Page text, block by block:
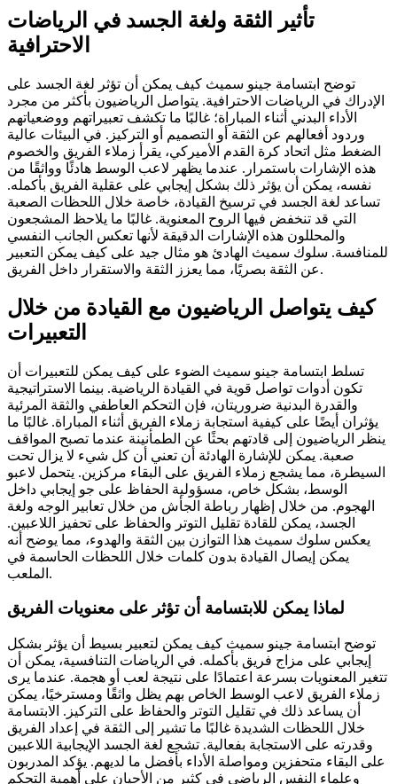
تأثير الثقة ولغة الجسد في الرياضات
الاحترافية
توضح ابتسامة جينو سميث كيف يمكن أن تؤثر لغة الجسد على
الإدراك في الرياضات الاحترافية. يتواصل الرياضيون بأكثر من مجرد
الأداء البدني أثناء المباراة؛ غالبًا ما تكشف تعبيراتهم ووضعياتهم
وردود أفعالهم عن الثقة أو التصميم أو التركيز. في البيئات عالية
الضغط مثل اتحاد كرة القدم الأميركي، يقرأ زملاء الفريق والخصوم
هذه الإشارات باستمرار. عندما يظهر لاعب الوسط هادئًا وواثقًا من
نفسه، يمكن أن يؤثر ذلك بشكل إيجابي على عقلية الفريق بأكمله.
تساعد لغة الجسد في ترسيخ القيادة، خاصة خلال اللحظات الصعبة
التي قد تنخفض فيها الروح المعنوية. غالبًا ما يلاحظ المشجعون
والمحللون هذه الإشارات الدقيقة لأنها تعكس الجانب النفسي
للمنافسة. سلوك سميث الهادئ هو مثال جيد على كيف يمكن التعبير
عن الثقة بصريًا، مما يعزز الثقة والاستقرار داخل الفريق.
كيف يتواصل الرياضيون مع القيادة من خلال
التعبيرات
تسلط ابتسامة جينو سميث الضوء على كيف يمكن للتعبيرات أن
تكون أدوات تواصل قوية في القيادة الرياضية. بينما الاستراتيجية
والقدرة البدنية ضروريتان، فإن التحكم العاطفي والثقة المرئية
يؤثران أيضًا على كيفية استجابة زملاء الفريق أثناء المباراة. غالبًا ما
ينظر الرياضيون إلى قادتهم بحثًا عن الطمأنينة عندما تصبح المواقف
صعبة. يمكن للإشارة الهادئة أن تعني أن كل شيء لا يزال تحت
السيطرة، مما يشجع زملاء الفريق على البقاء مركزين. يتحمل لاعبو
الوسط، بشكل خاص، مسؤولية الحفاظ على جو إيجابي داخل
الهجوم. من خلال إظهار رباطة الجأش من خلال تعابير الوجه ولغة
الجسد، يمكن للقادة تقليل التوتر والحفاظ على تحفيز اللاعبين.
يعكس سلوك سميث هذا التوازن بين الثقة والهدوء، مما يوضح أنه
يمكن إيصال القيادة بدون كلمات خلال اللحظات الحاسمة في
الملعب.
لماذا يمكن للابتسامة أن تؤثر على معنويات الفريق
توضح ابتسامة جينو سميث كيف يمكن لتعبير بسيط أن يؤثر بشكل
إيجابي على مزاج فريق بأكمله. في الرياضات التنافسية، يمكن أن
تتغير المعنويات بسرعة اعتمادًا على نتيجة لعب أو هجمة. عندما يرى
زملاء الفريق لاعب الوسط الخاص بهم يظل واثقًا ومسترخيًا، يمكن
أن يساعد ذلك في تقليل التوتر والحفاظ على التركيز. الابتسامة
خلال اللحظات الشديدة غالبًا ما تشير إلى الثقة في إعداد الفريق
وقدرته على الاستجابة بفعالية. تشجع لغة الجسد الإيجابية اللاعبين
على البقاء متحفزين ومواصلة الأداء بأفضل ما لديهم. يؤكد المدربون
وعلماء النفس الرياضي في كثير من الأحيان على أهمية التحكم